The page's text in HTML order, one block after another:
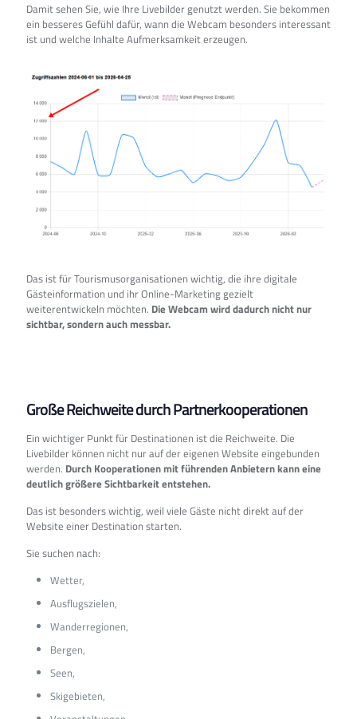
Damit sehen Sie, wie Ihre Livebilder genutzt werden. Sie bekommen
ein besseres Gefühl dafür, wann die Webcam besonders interessant
ist und welche Inhalte Aufmerksamkeit erzeugen.
Das ist für Tourismusorganisationen wichtig, die ihre digitale
Gästeinformation und ihr Online-Marketing gezielt
weiterentwickeln möchten. Die Webcam wird dadurch nicht nur
sichtbar, sondern auch messbar.
Große Reichweite durch Partnerkooperationen
Ein wichtiger Punkt für Destinationen ist die Reichweite. Die
Livebilder können nicht nur auf der eigenen Website eingebunden
werden. Durch Kooperationen mit führenden Anbietern kann eine
deutlich größere Sichtbarkeit entstehen.
Das ist besonders wichtig, weil viele Gäste nicht direkt auf der
Website einer Destination starten.
Sie suchen nach:
Wetter,
Ausflugszielen,
Wanderregionen,
Bergen,
Seen,
Skigebieten,